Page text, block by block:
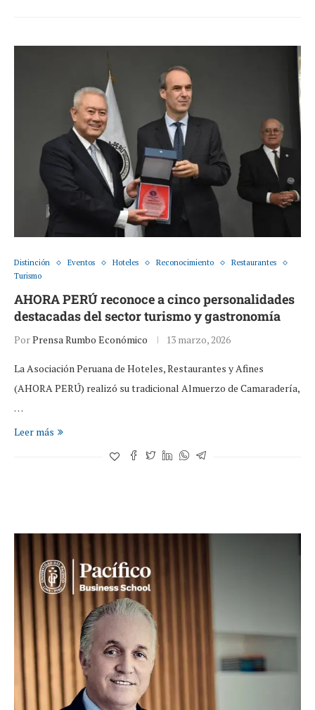
Distinción Eventos Hoteles Reconocimiento
Restaurantes
Turismo
AHORA PERÚ reconoce a cinco personalidades
destacadas del sector turismo y gastronomía
PorPrensa Rumbo Económico 13 marzo, 2026
La Asociación Peruana de Hoteles, Restaurantes y Afines
(AHORA PERÚ) realizó su tradicional Almuerzo de Camaradería,
…
Leer más